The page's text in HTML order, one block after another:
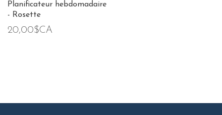
Planificateur hebdomadaire
- Rosette
20,00$CA